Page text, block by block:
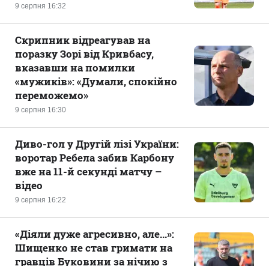
9 серпня 16:32
9 серпня 16:30
Скрипник відреагував на
поразку Зорі від Кривбасу,
вказавши на помилки
«мужиків»: «Думали, спокійно
переможемо»
9 серпня 16:22
Диво-гол у Другій лізі України:
воротар Ребела забив Карбону
вже на 11-й секунді матчу –
відео
«Діяли дуже агресивно, але...»:
Шищенко не став гримати на
гравців Буковини за нічию з